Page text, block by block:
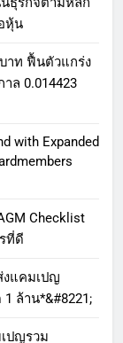
หุ้น
าท ฟื้นตัวแกร่ง
ล 0.014423
with Expanded
Checklist
ที่ดี
งแคมเปญ
ล้าน*&#8221;
ปญรวม